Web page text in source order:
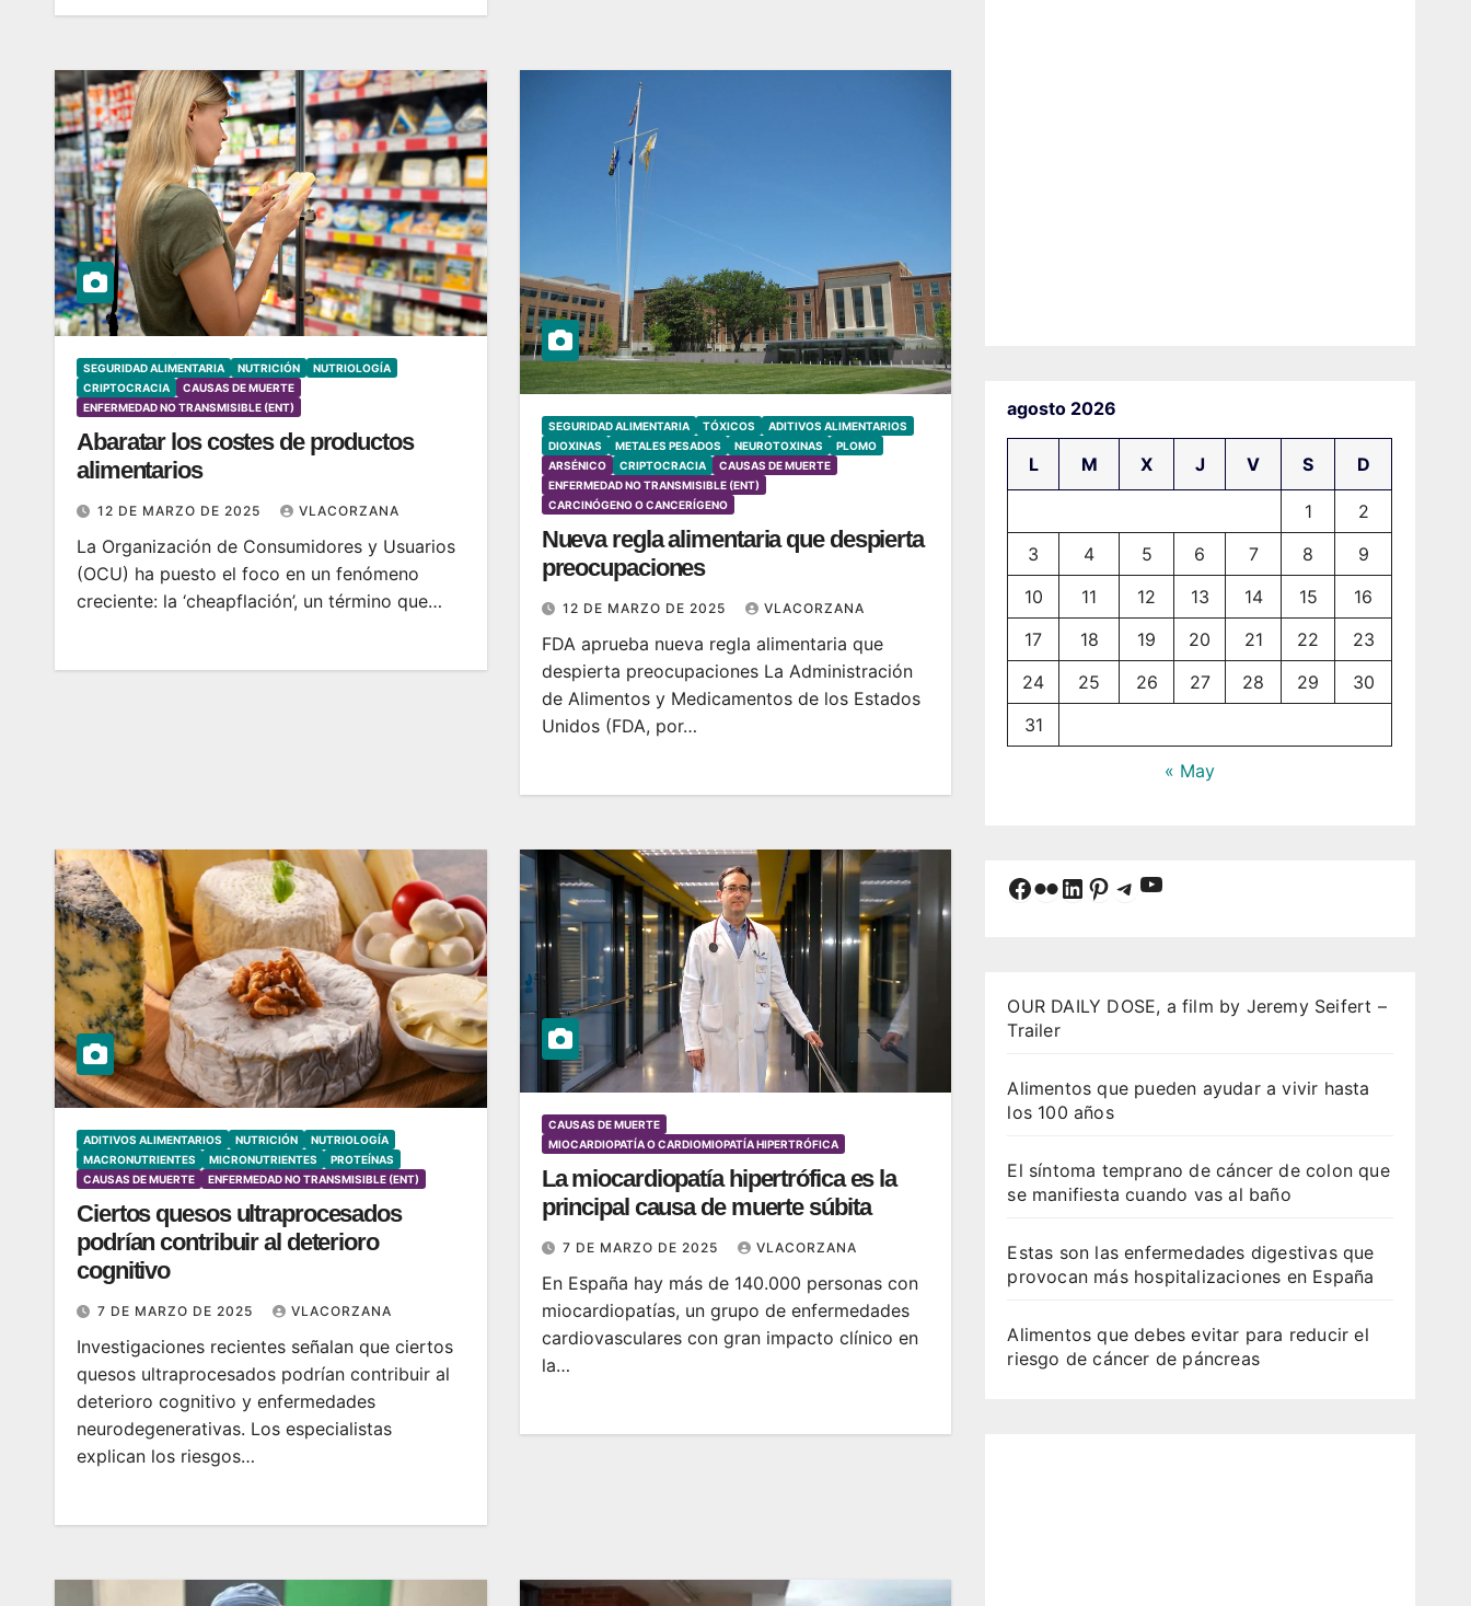
SEGURIDAD ALIMENTARIA NUTRICIÓN
NUTRIOLOGÍA
CRIPTOCRACIA
CAUSAS DE MUERTE
ENFERMEDAD NO TRANSMISIBLE (ENT)
Abaratar los costes de productos
alimentarios
12 DE MARZO DE 2025 VLACORZANA
La Organización de Consumidores y Usuarios
(OCU) ha puesto el foco en un fenómeno
creciente: la ‘cheapflación’, un término que…
SEGURIDAD ALIMENTARIA TÓXICOS
ADITIVOS ALIMENTARIOS
DIOXINAS
METALES PESADOS NEUROTOXINAS
PLOMO
ARSÉNICO
CRIPTOCRACIA
CAUSAS DE MUERTE
ENFERMEDAD NO TRANSMISIBLE (ENT)
CARCINÓGENO O CANCERÍGENO
Nueva regla alimentaria que despierta
preocupaciones
12 DE MARZO DE 2025 VLACORZANA
FDA aprueba nueva regla alimentaria que
despierta preocupaciones La Administración
de Alimentos y Medicamentos de los Estados
Unidos (FDA, por…
ADITIVOS ALIMENTARIOS NUTRICIÓN
NUTRIOLOGÍA
MACRONUTRIENTES
MICRONUTRIENTES
PROTEÍNAS
CAUSAS DE MUERTE
ENFERMEDAD NO TRANSMISIBLE (ENT)
Ciertos quesos ultraprocesados
podrían contribuir al deterioro
cognitivo
7 DE MARZO DE 2025 VLACORZANA
Investigaciones recientes señalan que ciertos
quesos ultraprocesados podrían contribuir al
deterioro cognitivo y enfermedades
neurodegenerativas. Los especialistas
explican los riesgos…
CAUSAS DE MUERTE
MIOCARDIOPATÍA O CARDIOMIOPATÍA HIPERTRÓFICA
La miocardiopatía hipertrófica es la
principal causa de muerte súbita
7 DE MARZO DE 2025 VLACORZANA
En España hay más de 140.000 personas con
miocardiopatías, un grupo de enfermedades
cardiovasculares con gran impacto clínico en
la…
agosto 2026
L M X J V S D
1
2
3
4 5 6 7 8
9
10
11 12 13 14 15
16
17
18 19 20 21 22
23
24
25 26 27 28 29
30
31
« May
Facebook
Flickr
LinkedIn
Pinterest
Telegram
YouTube
OUR DAILY DOSE, a film by Jeremy Seifert –
Trailer
Alimentos que pueden ayudar a vivir hasta
los 100 años
El síntoma temprano de cáncer de colon que
se manifiesta cuando vas al baño
Estas son las enfermedades digestivas que
provocan más hospitalizaciones en España
Alimentos que debes evitar para reducir el
riesgo de cáncer de páncreas